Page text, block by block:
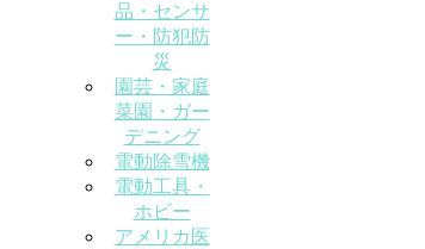
品・センサ
ー・防犯防
災
園芸・家庭
菜園・ガー
デニング
電動除雪機
電動工具・
ホビー
アメリカ医